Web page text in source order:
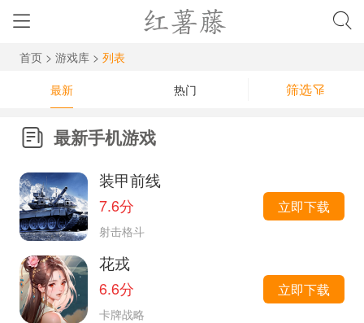
首页 > 游戏库> 列表
最新
热门 筛选
最新手机游戏
装甲前线
7.6分
射击格斗
立即下载
花戎
6.6分
卡牌战略
立即下载